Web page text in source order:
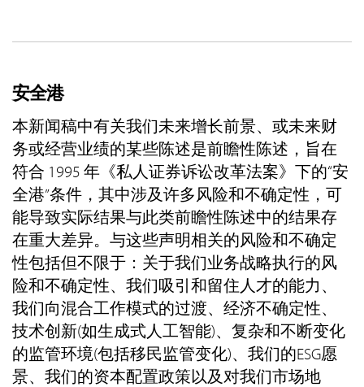
安全港
本新闻稿中有关我们未来增长前景、或未来财
务或经营业绩的某些陈述是前瞻性陈述，旨在
符合 1995 年《私人证券诉讼改革法案》下的“安
全港”条件，其中涉及许多风险和不确定性，可
能导致实际结果与此类前瞻性陈述中的结果存
在重大差异。与这些声明相关的风险和不确定
性包括但不限于：关于我们业务战略执行的风
险和不确定性、我们吸引和留住人才的能力、
我们向混合工作模式的过渡、经济不确定性、
技术创新(如生成式人工智能)、复杂和不断变化
的监管环境(包括移民监管变化)、我们的ESG愿
景、我们的资本配置政策以及对我们市场地